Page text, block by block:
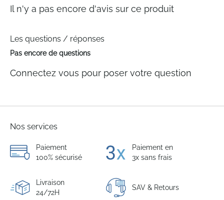
Il n'y a pas encore d'avis sur ce produit
Les questions / réponses
Pas encore de questions
Connectez vous pour poser votre question
Nos services
Paiement
100% sécurisé
Paiement en
3x sans frais
Livraison
24/72H
SAV & Retours